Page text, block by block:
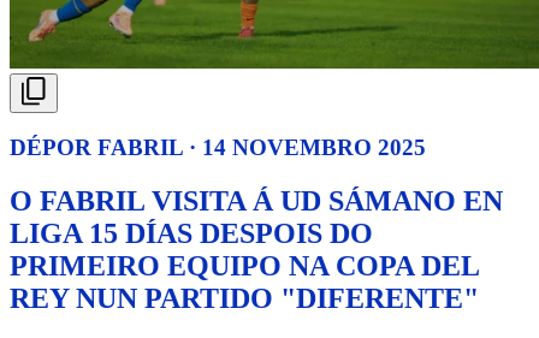
DÉPOR FABRIL · 14 NOVEMBRO 2025
O FABRIL VISITA Á UD SÁMANO EN
LIGA 15 DÍAS DESPOIS DO
PRIMEIRO EQUIPO NA COPA DEL
REY NUN PARTIDO "DIFERENTE"